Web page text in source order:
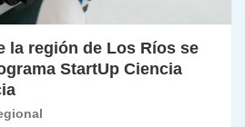
la región de Los Ríos se
StartUp Ciencia